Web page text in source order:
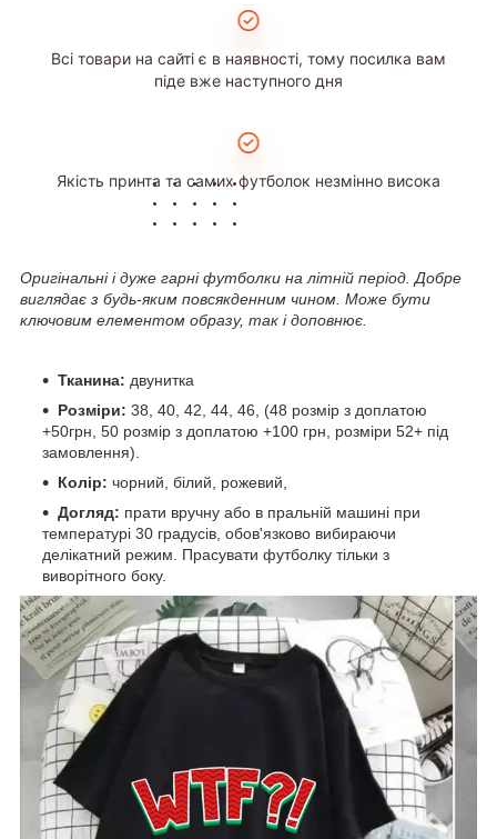
Всі товари на сайті є в наявності, тому посилка вам
піде вже наступного дня
Якість принта та самих футболок незмінно висока
Оригінальні і дуже гарні футболки на літній період. Добре
виглядає з будь-яким повсякденним чином. Може бути
ключовим елементом образу, так і доповнює.
Тканина: двунитка
Розміри: 38, 40, 42, 44, 46, (48 розмір з доплатою
+50грн, 50 розмір з доплатою +100 грн, розміри 52+ під
замовлення).
Колір: чорний, білий, рожевий,
Догляд: прати вручну або в пральній машині при
температурі 30 градусів, обов'язково вибираючи
делікатний режим. Прасувати футболку тільки з
виворітного боку.